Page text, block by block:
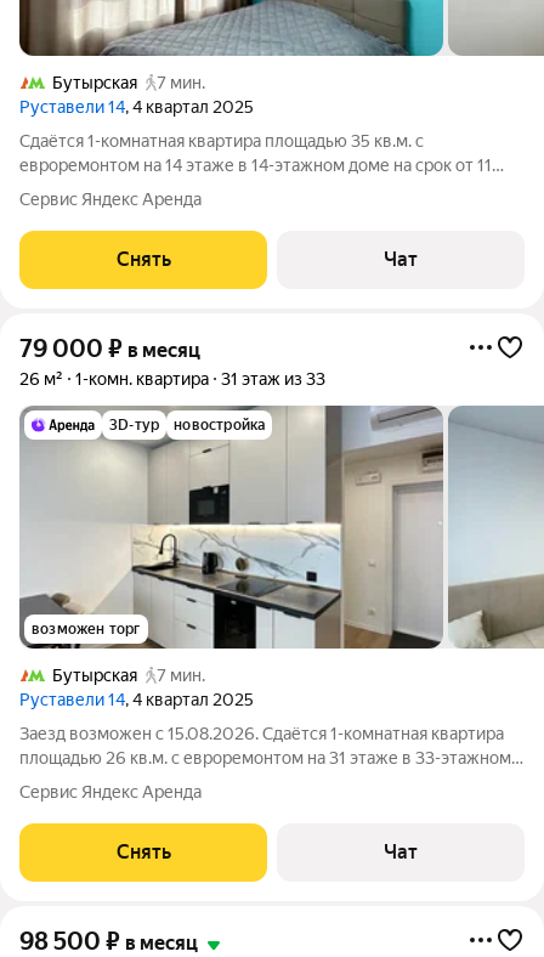
Бутырская
7 мин.
Руставели 14, 4 квартал 2025
Сдаётся 1-комнатная квартира площадью 35 кв.м. с
евроремонтом на 14 этаже в 14-этажном доме на срок от 11
месяцев. Из техники есть: Телевизор Духовой шкаф
Стиральная машина Холодильник Посудомоечная машина
Кондиционер Микроволновка Дом -
Сервис Яндекс Аренда
Снять Чат
79 000 ₽ в месяц
26 м² 1-комн. квартира 31 этаж из 33
3D-тур новостройка
возможен торг
Бутырская
7 мин.
Руставели 14, 4 квартал 2025
Заезд возможен с 15.08.2026. Сдаётся 1-комнатная квартира
площадью 26 кв.м. с евроремонтом на 31 этаже в 33-этажном
доме на срок от 11 месяцев. Из техники есть: Телевизор
Духовой шкаф Стиральная машина Сушильная машина
Холодильник Посудомоечная
Сервис Яндекс Аренда
Снять Чат
98 500 ₽ в месяц